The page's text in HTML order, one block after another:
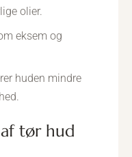
olier.
eksem og
huden mindre
tør hud